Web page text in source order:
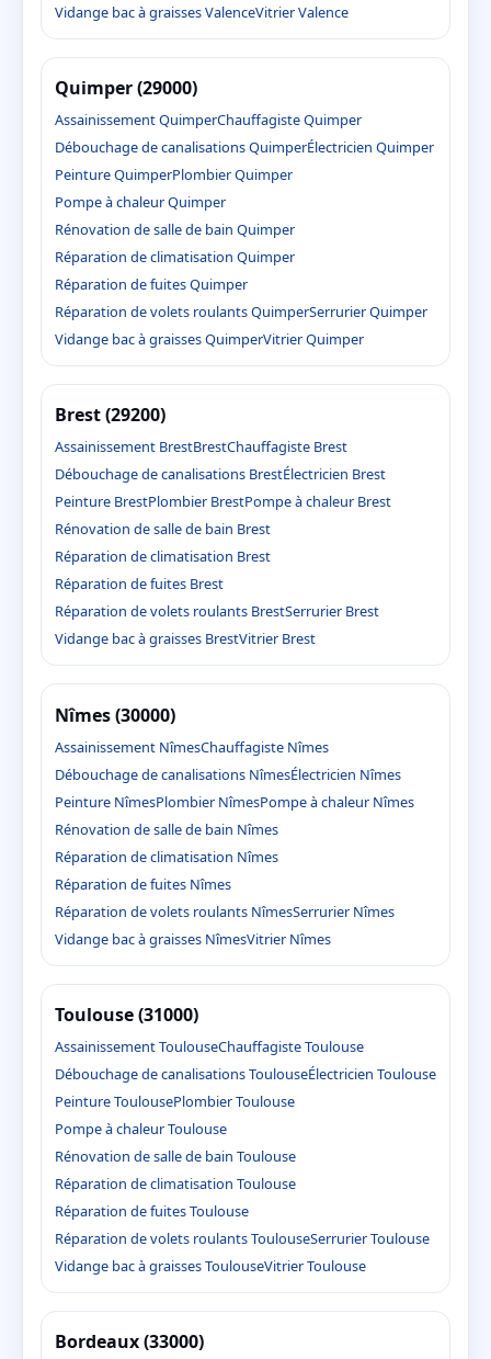
Vidange bac à graisses ValenceVitrier Valence
Quimper (29000)
Assainissement QuimperChauffagiste Quimper
Débouchage de canalisations QuimperÉlectricien Quimper
Peinture QuimperPlombier Quimper
Pompe à chaleur Quimper
Rénovation de salle de bain Quimper
Réparation de climatisation Quimper
Réparation de fuites Quimper
Réparation de volets roulants QuimperSerrurier Quimper
Vidange bac à graisses QuimperVitrier Quimper
Brest (29200)
Assainissement BrestBrestChauffagiste Brest
Débouchage de canalisations BrestÉlectricien Brest
Peinture BrestPlombier BrestPompe à chaleur Brest
Rénovation de salle de bain Brest
Réparation de climatisation Brest
Réparation de fuites Brest
Réparation de volets roulants BrestSerrurier Brest
Vidange bac à graisses BrestVitrier Brest
Nîmes (30000)
Assainissement NîmesChauffagiste Nîmes
Débouchage de canalisations NîmesÉlectricien Nîmes
Peinture NîmesPlombier NîmesPompe à chaleur Nîmes
Rénovation de salle de bain Nîmes
Réparation de climatisation Nîmes
Réparation de fuites Nîmes
Réparation de volets roulants NîmesSerrurier Nîmes
Vidange bac à graisses NîmesVitrier Nîmes
Toulouse (31000)
Assainissement ToulouseChauffagiste Toulouse
Débouchage de canalisations ToulouseÉlectricien Toulouse
Peinture ToulousePlombier Toulouse
Pompe à chaleur Toulouse
Rénovation de salle de bain Toulouse
Réparation de climatisation Toulouse
Réparation de fuites Toulouse
Réparation de volets roulants ToulouseSerrurier Toulouse
Vidange bac à graisses ToulouseVitrier Toulouse
Bordeaux (33000)